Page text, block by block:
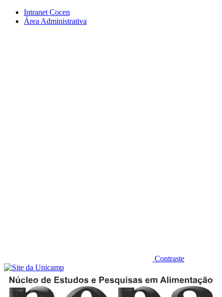
Conteúdo principal Menu principal
Intranet Cocen
Área Administrativa
Contraste